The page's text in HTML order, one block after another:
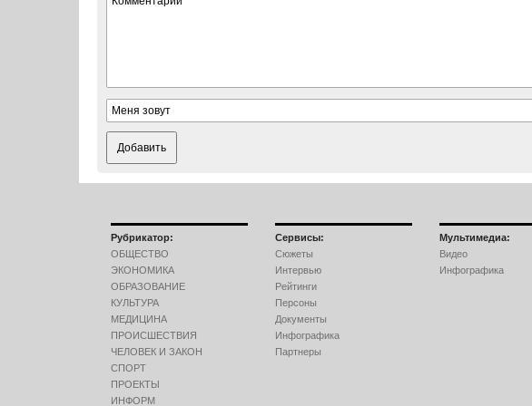
Добавить
Рубрикатор:
ОБЩЕСТВО
ЭКОНОМИКА
ОБРАЗОВАНИЕ
КУЛЬТУРА
МЕДИЦИНА
ПРОИСШЕСТВИЯ
ЧЕЛОВЕК И ЗАКОН
СПОРТ
ПРОЕКТЫ
ИНФОРМ
Сервисы:
Сюжеты
Интервью
Рейтинги
Персоны
Документы
Инфографика
Партнеры
Мультимедиа:
Видео
Инфографика